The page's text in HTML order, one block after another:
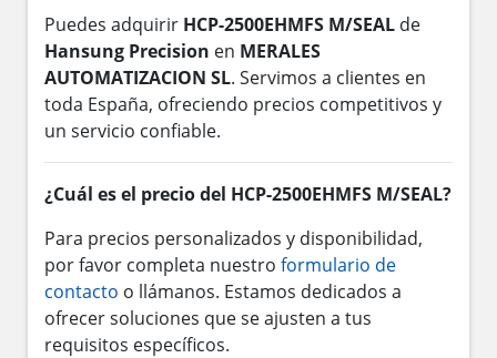
Puedes adquirir HCP-2500EHMFS M/SEAL de
Hansung Precision en MERALES
AUTOMATIZACION SL. Servimos a clientes en
toda España, ofreciendo precios competitivos y
un servicio confiable.
¿Cuál es el precio del HCP-2500EHMFS M/SEAL?
Para precios personalizados y disponibilidad,
por favor completa nuestro formulario de
contacto o llámanos. Estamos dedicados a
ofrecer soluciones que se ajusten a tus
requisitos específicos.